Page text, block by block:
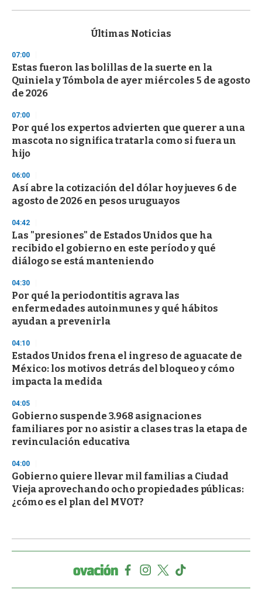
s
d
s
o
f
3
s
e
c
o
n
Últimas Noticias
07:00
Estas fueron las bolillas de la suerte en la
Quiniela y Tómbola de ayer miércoles 5 de agosto
de 2026
07:00
Por qué los expertos advierten que querer a una
mascota no significa tratarla como si fuera un
hijo
06:00
Así abre la cotización del dólar hoy jueves 6 de
agosto de 2026 en pesos uruguayos
04:42
Las "presiones" de Estados Unidos que ha
recibido el gobierno en este período y qué
diálogo se está manteniendo
04:30
Por qué la periodontitis agrava las
enfermedades autoinmunes y qué hábitos
ayudan a prevenirla
04:10
Estados Unidos frena el ingreso de aguacate de
México: los motivos detrás del bloqueo y cómo
impacta la medida
04:05
Gobierno suspende 3.968 asignaciones
familiares por no asistir a clases tras la etapa de
revinculación educativa
04:00
Gobierno quiere llevar mil familias a Ciudad
Vieja aprovechando ocho propiedades públicas:
¿cómo es el plan del MVOT?